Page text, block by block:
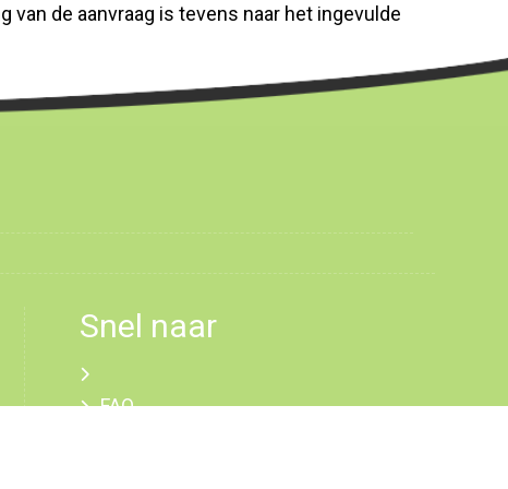
de aanvraag is tevens naar het ingevulde
Snel naar
FAQ